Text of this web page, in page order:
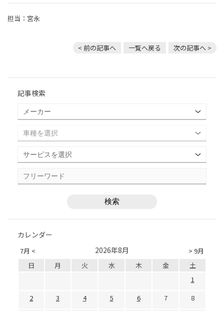
担当：宮永
< 前の記事へ 一覧へ戻る 次の記事へ >
記事検索
カレンダー
7月 < > 9月
2026年8月
日 月 火 水 木 金
土
1
2
3 4 5 6 7
8